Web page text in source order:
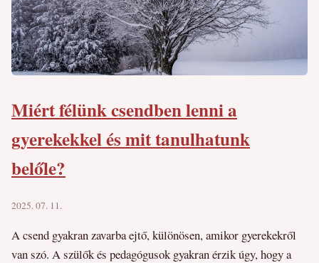
Miért félünk csendben lenni a
gyerekekkel és mit tanulhatunk
belőle?
2025. 07. 11.
A csend gyakran zavarba ejtő, különösen, amikor gyerekekről
van szó. A szülők és pedagógusok gyakran érzik úgy, hogy a